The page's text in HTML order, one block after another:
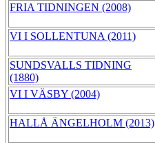
FRIA TIDNINGEN (2008)
VI I SOLLENTUNA (2011)
SUNDSVALLS TIDNING
(1880)
VI I VÄSBY (2004)
HALLÅ ÄNGELHOLM (2013)